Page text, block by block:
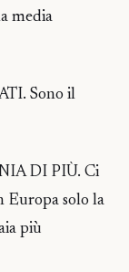
media
Sono il
DI PIÙ. Ci
Europa solo la
più